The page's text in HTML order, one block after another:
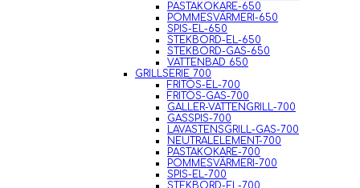
PASTAKOKARE-650
POMMESVÄRMERI-650
SPIS-EL-650
STEKBORD-EL-650
STEKBORD-GAS-650
VATTENBAD 650
GRILLSERIE 700
FRITÖS-EL-700
FRITÖS-GAS-700
GALLER-VATTENGRILL-700
GASSPIS-700
LAVASTENSGRILL-GAS-700
NEUTRALELEMENT-700
PASTAKOKARE-700
POMMESVÄRMERI-700
SPIS-EL-700
STEKBORD-EL-700